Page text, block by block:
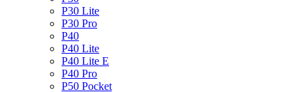
P30 Lite
P30 Pro
P40
P40 Lite
P40 Lite E
P40 Pro
P50 Pocket